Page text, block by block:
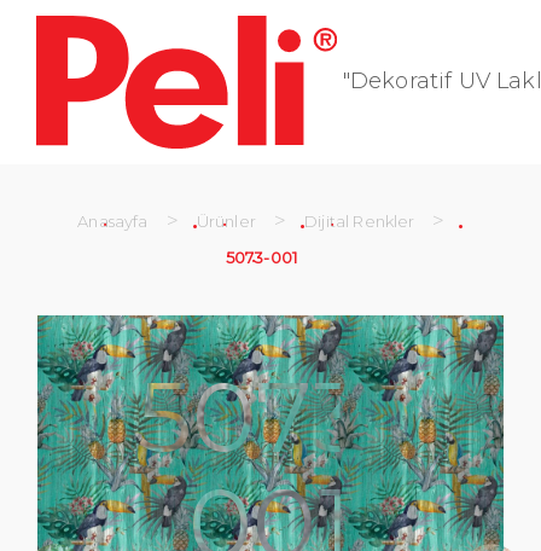
"Dekoratif UV
Anasayfa > Ürünler > Dijital Renkler >
5073-001
5073-
001